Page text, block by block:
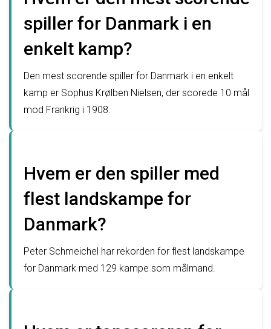
spiller for Danmark i en
enkelt kamp?
Den mest scorende spiller for Danmark i en enkelt
kamp er Sophus Krølben Nielsen, der scorede 10 mål
mod Frankrig i 1908.
Hvem er den spiller med
flest landskampe for
Danmark?
Peter Schmeichel har rekorden for flest landskampe
for Danmark med 129 kampe som målmand.